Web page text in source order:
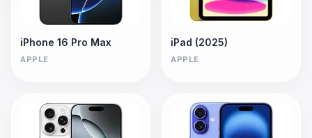
iPhone 16 Pro Max
APPLE
iPad (2025)
APPLE